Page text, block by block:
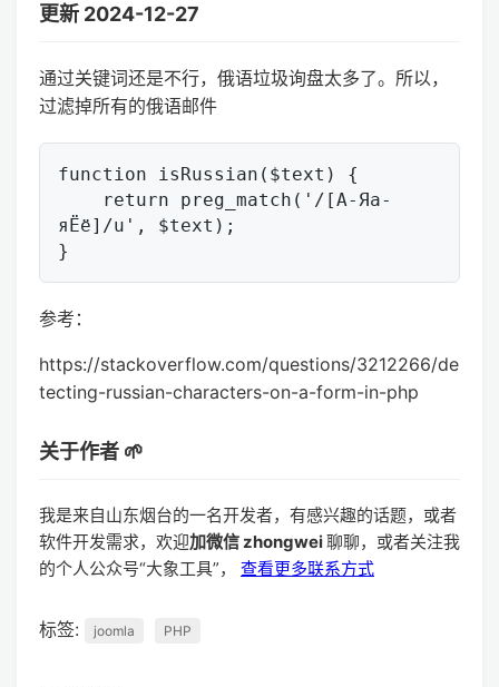
更新 2024-12-27
通过关键词还是不行，俄语垃圾询盘太多了。所以，
过滤掉所有的俄语邮件
function isRussian($text) {
яЁё]/u', $text);
参考：
https://stackoverflow.com/questions/3212266/de
tecting-russian-characters-on-a-form-in-php
关于作者 🌱
我是来自山东烟台的一名开发者，有感兴趣的话题，或者
软件开发需求，欢迎加微信 zhongwei聊聊，或者关注我
的个人公众号“大象工具”， 查看更多联系方式
标签: joomla PHP